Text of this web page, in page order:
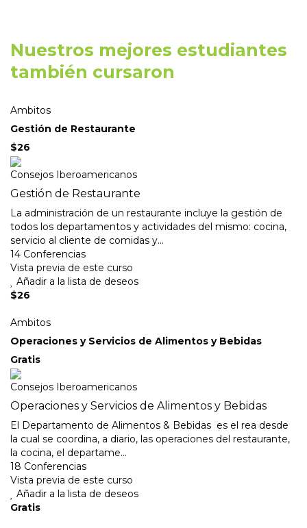
Nuestros mejores estudiantes
también cursaron
Ambitos
Gestión de Restaurante
$26
Consejos Iberoamericanos
Gestión de Restaurante
La administración de un restaurante incluye la gestión de
todos los departamentos y actividades del mismo: cocina,
servicio al cliente de comidas y...
14 Conferencias
Vista previa de este curso
Añadir a la lista de deseos
$26
Ambitos
Operaciones y Servicios de Alimentos y Bebidas
Gratis
Consejos Iberoamericanos
Operaciones y Servicios de Alimentos y Bebidas
El Departamento de Alimentos & Bebidas es el rea desde
la cual se coordina, a diario, las operaciones del restaurante,
la cocina, el departame...
18 Conferencias
Vista previa de este curso
Añadir a la lista de deseos
Gratis